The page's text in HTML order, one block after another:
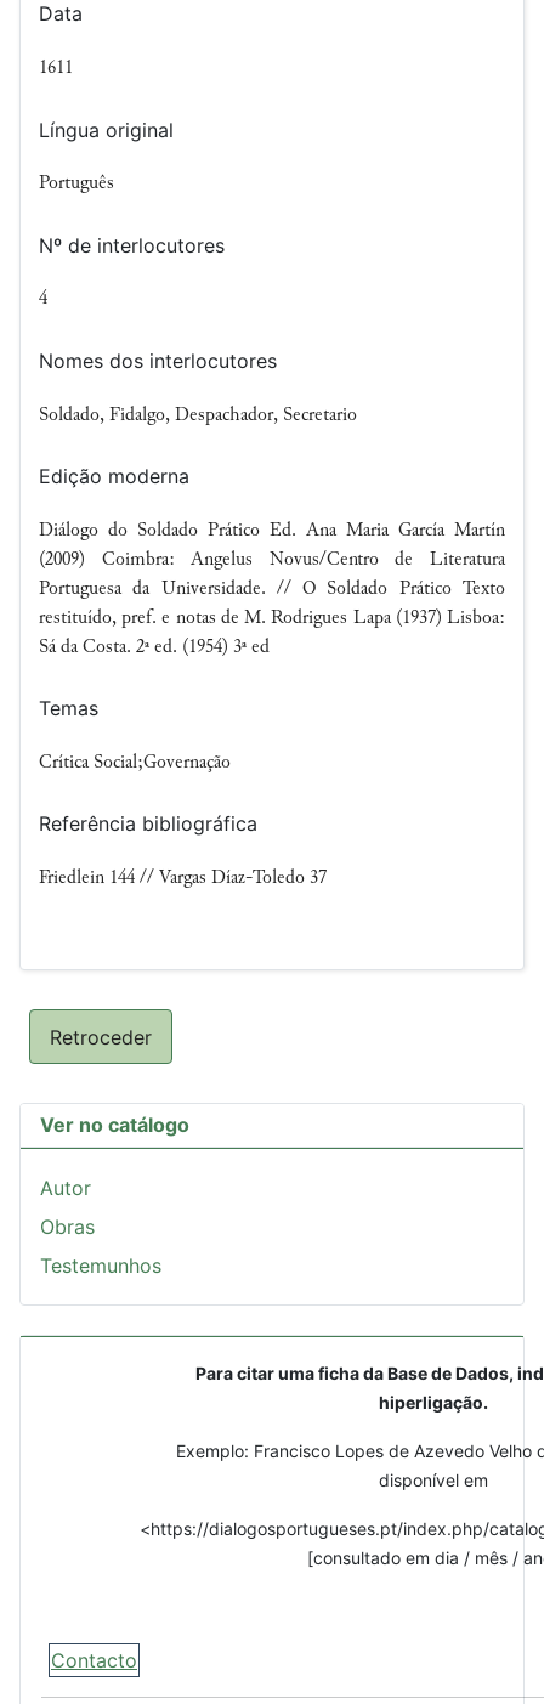
Data
1611
Língua original
Português
Nº de interlocutores
4
Nomes dos interlocutores
Soldado, Fidalgo, Despachador, Secretario
Edição moderna
Diálogo do Soldado Prático Ed. Ana Maria García Martín
(2009) Coimbra: Angelus Novus/Centro de Literatura
Portuguesa da Universidade. // O Soldado Prático Texto
restituído, pref. e notas de M. Rodrigues Lapa (1937) Lisboa:
Sá da Costa. 2ª ed. (1954) 3ª ed
Temas
Crítica Social;Governação
Referência bibliográfica
Friedlein 144 // Vargas Díaz-Toledo 37
Retroceder
Ver no catálogo
Autor
Obras
Testemunhos
Para citar uma ficha da Base de Dados,
hiperligação.
Exemplo: Francisco Lopes de Azevedo Velho
disponível em
<https://dialogosportugueses.pt/index.php/
[consultado em dia / mês /
Contacto